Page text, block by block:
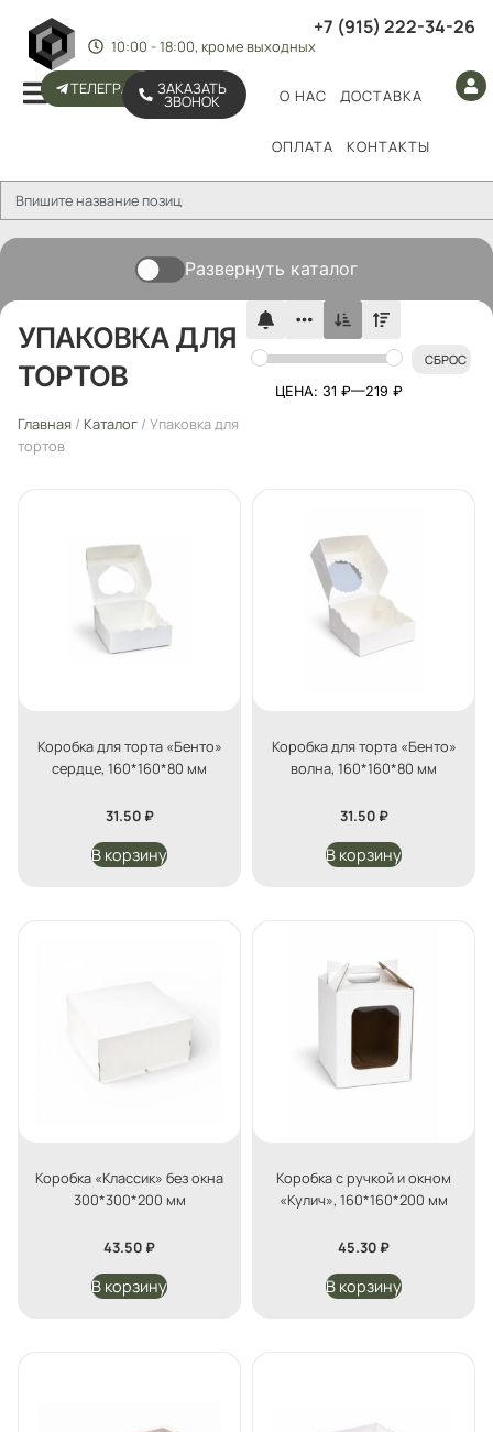
+7 (915) 222-34-26
10:00 - 18:00, кроме выходных
ТЕЛЕГРАМ ЗАКАЗАТЬ
ЗВОНОК О НАС ДОСТАВКА
ОПЛАТА КОНТАКТЫ
Развернуть каталог
УПАКОВКА ДЛЯ
ТОРТОВ
Главная / Каталог / Упаковка для
тортов
ЦЕНА: 31 ₽—219 ₽
СБРОС
Коробка для торта «Бенто»
сердце, 160*160*80 мм
31.50 ₽
В корзину
Коробка для торта «Бенто»
волна, 160*160*80 мм
31.50 ₽
В корзину
Коробка «Классик» без окна
300*300*200 мм
43.50 ₽
В корзину
Коробка с ручкой и окном
«Кулич», 160*160*200 мм
45.30 ₽
В корзину